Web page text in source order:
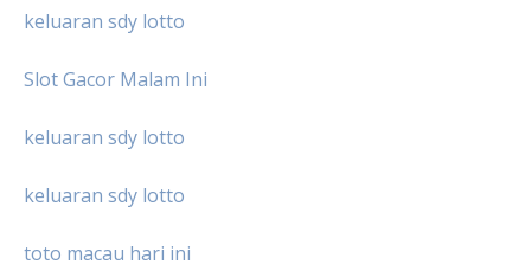
keluaran sdy lotto
Slot Gacor Malam Ini
keluaran sdy lotto
keluaran sdy lotto
toto macau hari ini